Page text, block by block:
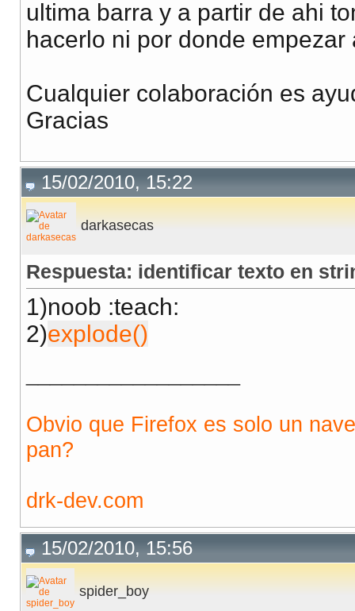
ultima barra y a partir de ahi
hacerlo ni por donde
Cualquier colaboración es
Gracias
15/02/2010, 15:22
darkasecas
Respuesta: identificar texto en
1)noob :teach:
2)explode()
Obvio que Firefox es solo un
pan?
drk-dev.com
15/02/2010, 15:56
spider_boy